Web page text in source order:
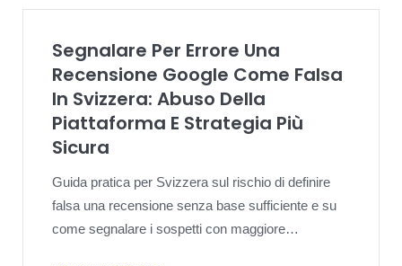
Segnalare Per Errore Una
Recensione Google Come Falsa
In Svizzera: Abuso Della
Piattaforma E Strategia Più
Sicura
Guida pratica per Svizzera sul rischio di definire
falsa una recensione senza base sufficiente e su
come segnalare i sospetti con maggiore